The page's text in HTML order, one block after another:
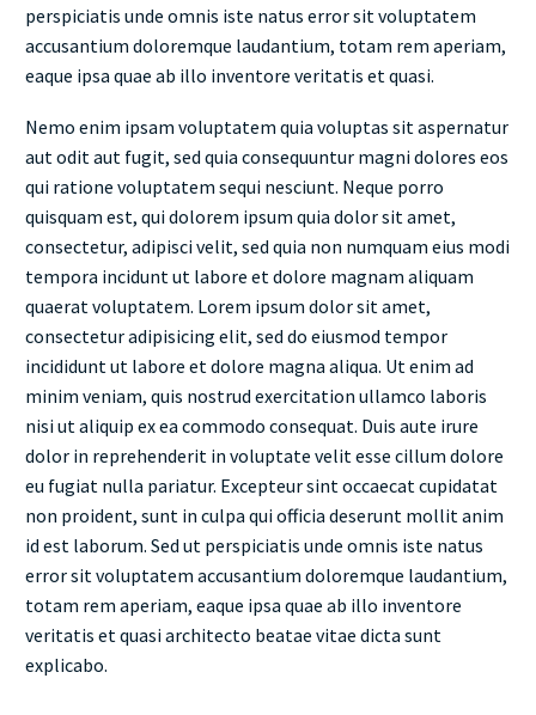
perspiciatis unde omnis iste natus error sit voluptatem
accusantium doloremque laudantium, totam rem aperiam,
eaque ipsa quae ab illo inventore veritatis et quasi.
Nemo enim ipsam voluptatem quia voluptas sit aspernatur
aut odit aut fugit, sed quia consequuntur magni dolores eos
qui ratione voluptatem sequi nesciunt. Neque porro
quisquam est, qui dolorem ipsum quia dolor sit amet,
consectetur, adipisci velit, sed quia non numquam eius modi
tempora incidunt ut labore et dolore magnam aliquam
quaerat voluptatem. Lorem ipsum dolor sit amet,
consectetur adipisicing elit, sed do eiusmod tempor
incididunt ut labore et dolore magna aliqua. Ut enim ad
minim veniam, quis nostrud exercitation ullamco laboris
nisi ut aliquip ex ea commodo consequat. Duis aute irure
dolor in reprehenderit in voluptate velit esse cillum dolore
eu fugiat nulla pariatur. Excepteur sint occaecat cupidatat
non proident, sunt in culpa qui officia deserunt mollit anim
id est laborum. Sed ut perspiciatis unde omnis iste natus
error sit voluptatem accusantium doloremque laudantium,
totam rem aperiam, eaque ipsa quae ab illo inventore
veritatis et quasi architecto beatae vitae dicta sunt
explicabo.